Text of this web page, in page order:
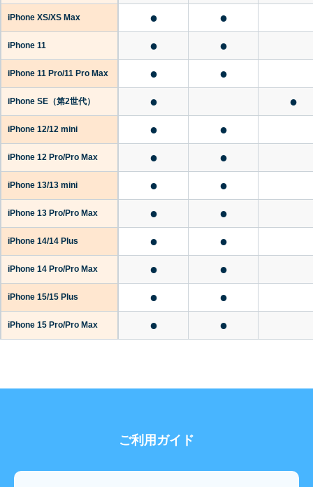
iPhone XS/XS Max ● ●
iPhone 11 ● ●
iPhone 11 Pro/11 Pro Max ● ●
iPhone SE （第2世代） ● ●
iPhone 12/12 mini ● ●
iPhone 12 Pro/Pro Max ● ●
iPhone 13/13 mini ● ●
iPhone 13 Pro/Pro Max ● ●
iPhone 14/14 Plus ● ●
iPhone 14 Pro/Pro Max ● ●
iPhone 15/15 Plus ● ●
iPhone 15 Pro/Pro Max ● ●
ご利用ガイド